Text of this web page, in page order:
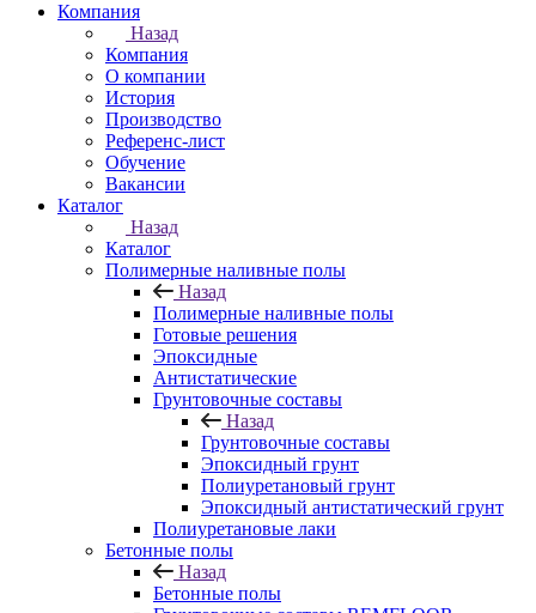
Компания
Назад
Компания
О компании
История
Производство
Референс-лист
Обучение
Вакансии
Каталог
Назад
Каталог
Полимерные наливные полы
Назад
Полимерные наливные полы
Готовые решения
Эпоксидные
Антистатические
Грунтовочные составы
Назад
Грунтовочные составы
Эпоксидный грунт
Полиуретановый грунт
Эпоксидный антистатический грунт
Полиуретановые лаки
Бетонные полы
Назад
Бетонные полы